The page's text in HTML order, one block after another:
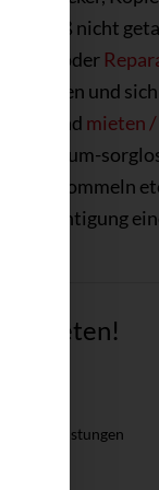
nicht
oder
schonen und
und mieten
Rund­um-
/ Trommeln
mieten!